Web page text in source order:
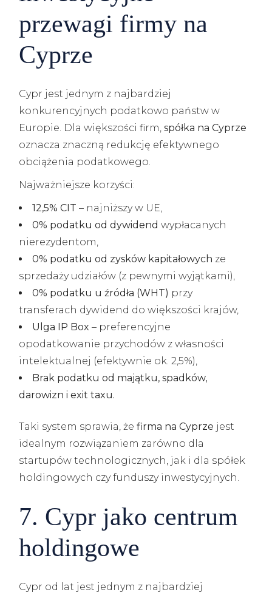
przewagi firmy na
Cyprze
Cypr jest jednym z najbardziej
konkurencyjnych podatkowo państw w
Europie. Dla większości firm,spółka na Cyprze
oznacza znaczną redukcję efektywnego
obciążenia podatkowego.
Najważniejsze korzyści:
12,5% CIT – najniższy w UE,
0% podatku od dywidend wypłacanych
nierezydentom,
0% podatku od zysków kapitałowych ze
sprzedaży udziałów (z pewnymi wyjątkami),
0% podatku u źródła (WHT) przy
transferach dywidend do większości krajów,
Ulga IP Box – preferencyjne
opodatkowanie przychodów z własności
intelektualnej (efektywnie ok. 2,5%),
Brak podatku od majątku, spadków,
darowizn i exit taxu.
Taki system sprawia, żefirma na Cyprze jest
idealnym rozwiązaniem zarówno dla
startupów technologicznych, jak i dla spółek
holdingowych czy funduszy inwestycyjnych.
7. Cypr jako centrum
holdingowe
Cypr od lat jest jednym z najbardziej